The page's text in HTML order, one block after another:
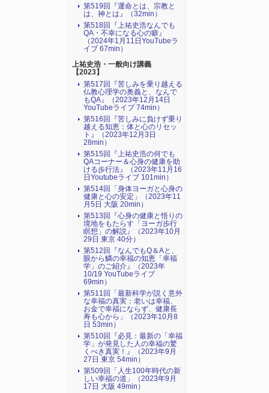
第519回『運命とは、宗教と
は、神とは』（32min）
第518回『上祐史浩なんでも
QA・不幸になる心の癖』
（2024年1月11日YouTubeラ
イブ 67min）
上祐史浩・一般向け講義
【2023】
第517回『苦しみを乗り越える
仏教心理学の奥義と、なんで
もQA』（2023年12月14日
YouTubeライブ 74min）
第516回『苦しみに負けず乗り
越える知恵：体と心のリセッ
ト』（2023年12月3日
28min）
第515回『上祐史浩の何でも
QAコーナー＆心身の健康を助
ける歩行法』（2023年11月16
日Youtubeライブ 101min）
第514回「身体ヨーガと心身の
健康と心の安定」（2023年11
月5日 大阪 20min）
第513回『心身の健康と悟りの
境地をもたらす「ヨーガ歩行
瞑想」の解説』（2023年10月
29日 東京 40分）
第512回『なんでもQ＆Aと、
眼から鱗の幸福の知恵「幸福
学」のご紹介』（2023年
10/19 YouTubeライブ
69min）
第511回「最新科学が説く意外
な幸福の真実：老いは幸福、
お金で幸福にならず、健康長
寿も心から」（2023年10月8
日 53min）
第510回『必見：最新の「幸福
学」が発見した人の幸福の驚
くべき真実！』（2023年9月
27日 東京 54min）
第509回「人生100年時代の新
しい幸福の道」（2023年9月
17日 大阪 49min）